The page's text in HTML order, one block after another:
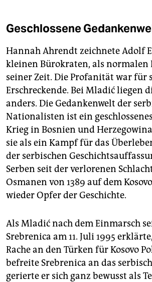
Geschlossene
Hannah Ahrendt zeichnete Adolf
kleinen Bürokraten, als normalen
seiner Zeit. Die Profanität war für
Erschreckende. Bei Mladić liegen
anders. Die Gedankenwelt der
Nationalisten ist ein
Krieg in Bosnien und
sie als ein Kampf für das
der serbischen
Serben seit der verlorenen
Osmanen von 1389 auf dem
wieder Opfer der Geschichte.
Als Mladić nach dem Einmarsch
Srebrenica am 11. Juli 1995
Rache an den Türken für Kosovo
befreite Srebrenica an das
gerierte er sich ganz bewusst als